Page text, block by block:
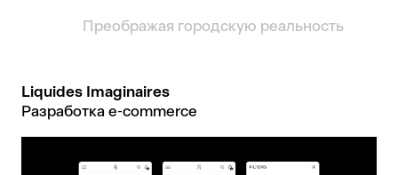
Преображая городскую реальность
Liquides Imaginaires
Разработка e‑commerce